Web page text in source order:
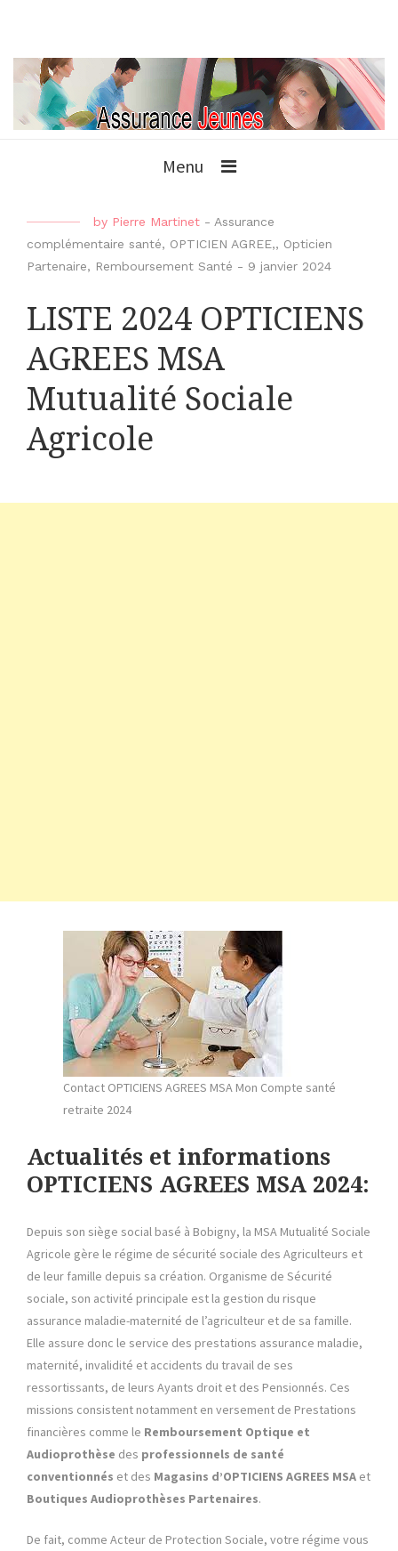
Menu
by Pierre Martinet - Assurance
complémentaire santé, OPTICIEN AGREE,, Opticien
Partenaire, Remboursement Santé - 9 janvier 2024
LISTE 2024 OPTICIENS
AGREES MSA
Mutualité Sociale
Agricole
Contact OPTICIENS AGREES MSA Mon Compte santé
retraite 2024
Actualités et informations
OPTICIENS AGREES MSA 2024:
Depuis son siège social basé à Bobigny, la MSA Mutualité Sociale
Agricole gère le régime de sécurité sociale des Agriculteurs et
de leur famille depuis sa création. Organisme de Sécurité
sociale, son activité principale est la gestion du risque
assurance maladie-maternité de l’agriculteur et de sa famille.
Elle assure donc le service des prestations assurance maladie,
maternité, invalidité et accidents du travail de ses
ressortissants, de leurs Ayants droit et des Pensionnés. Ces
missions consistent notamment en versement de Prestations
financières comme le Remboursement Optique et
Audioprothèse des professionnels de santé
conventionnés et des Magasins d’OPTICIENS AGREES MSA et
Boutiques Audioprothèses Partenaires.
De fait, comme Acteur de Protection Sociale, votre régime vous